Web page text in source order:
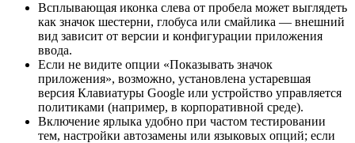
Всплывающая иконка слева от пробела может выглядеть
как значок шестерни, глобуса или смайлика — внешний
вид зависит от версии и конфигурации приложения
ввода.
Если не видите опции «Показывать значок
приложения», возможно, установлена устаревшая
версия Клавиатуры Google или устройство управляется
политиками (например, в корпоративной среде).
Включение ярлыка удобно при частом тестировании
тем, настройки автозамены или языковых опций; если